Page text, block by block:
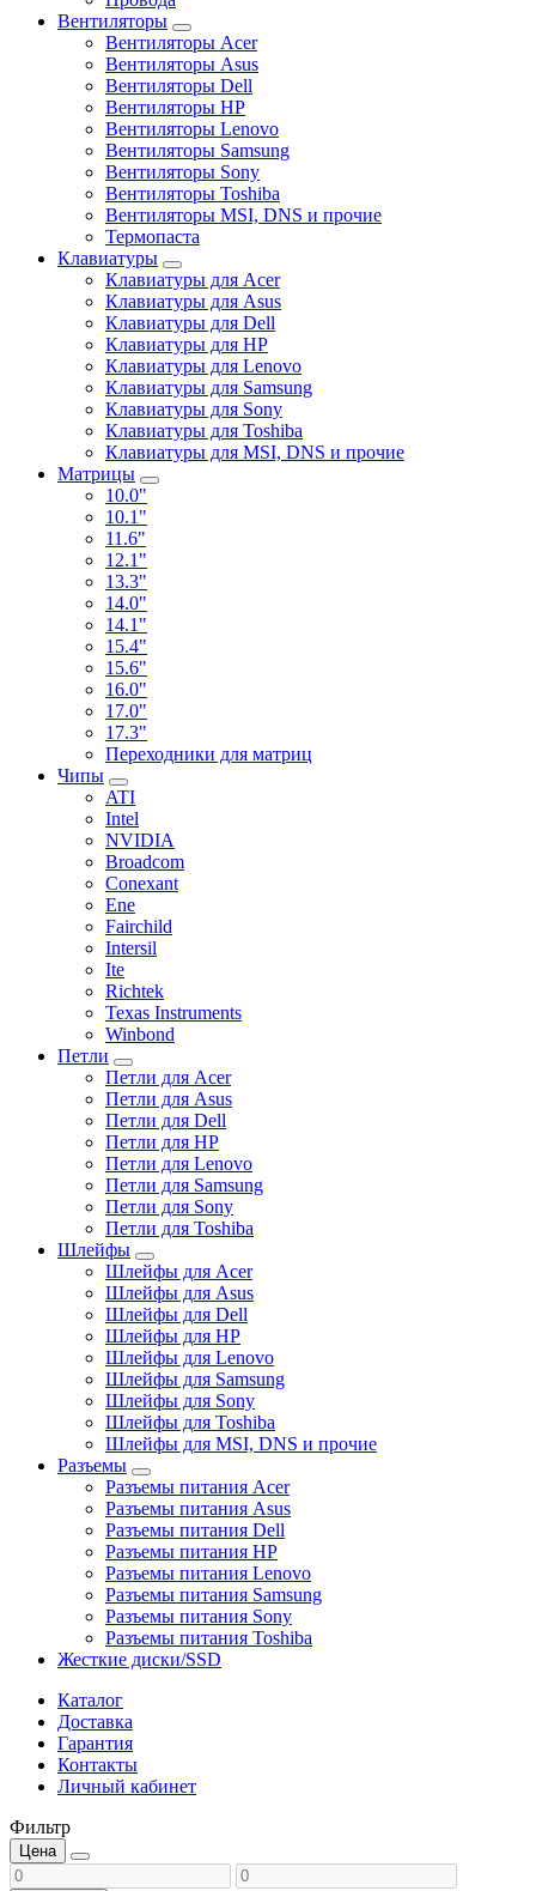
Вентиляторы
Вентиляторы Acer
Вентиляторы Asus
Вентиляторы Dell
Вентиляторы HP
Вентиляторы Lenovo
Вентиляторы Samsung
Вентиляторы Sony
Вентиляторы Toshiba
Вентиляторы MSI, DNS и прочие
Термопаста
Клавиатуры
Клавиатуры для Acer
Клавиатуры для Asus
Клавиатуры для Dell
Клавиатуры для HP
Клавиатуры для Lenovo
Клавиатуры для Samsung
Клавиатуры для Sony
Клавиатуры для Toshiba
Клавиатуры для MSI, DNS и прочие
Матрицы
10.0"
10.1"
11.6"
12.1"
13.3"
14.0"
14.1"
15.4"
15.6"
16.0"
17.0"
17.3"
Переходники для матриц
Чипы
ATI
Intel
NVIDIA
Broadcom
Conexant
Ene
Fairchild
Intersil
Ite
Richtek
Texas Instruments
Winbond
Петли
Петли для Acer
Петли для Asus
Петли для Dell
Петли для HP
Петли для Lenovo
Петли для Samsung
Петли для Sony
Петли для Toshiba
Шлейфы
Шлейфы для Acer
Шлейфы для Asus
Шлейфы для Dell
Шлейфы для HP
Шлейфы для Lenovo
Шлейфы для Samsung
Шлейфы для Sony
Шлейфы для Toshiba
Шлейфы для MSI, DNS и прочие
Разъемы
Разъемы питания Acer
Разъемы питания Asus
Разъемы питания Dell
Разъемы питания HP
Разъемы питания Lenovo
Разъемы питания Samsung
Разъемы питания Sony
Разъемы питания Toshiba
Жесткие диски/SSD
Каталог
Доставка
Гарантия
Контакты
Личный кабинет
Фильтр
Цена